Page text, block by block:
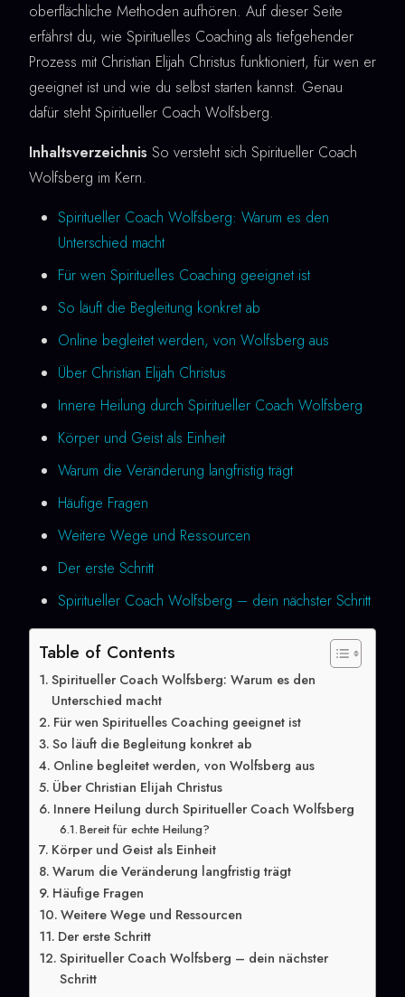
oberflächliche Methoden aufhören. Auf dieser Seite
erfährst du, wie Spirituelles Coaching als tiefgehender
Prozess mit Christian Elijah Christus funktioniert, für wen er
geeignet ist und wie du selbst starten kannst. Genau
dafür steht Spiritueller Coach Wolfsberg.
Inhaltsverzeichnis So versteht sich Spiritueller Coach
Wolfsberg im Kern.
Spiritueller Coach Wolfsberg: Warum es den
Unterschied macht
Für wen Spirituelles Coaching geeignet ist
So läuft die Begleitung konkret ab
Online begleitet werden, von Wolfsberg aus
Über Christian Elijah Christus
Innere Heilung durch Spiritueller Coach Wolfsberg
Körper und Geist als Einheit
Warum die Veränderung langfristig trägt
Häufige Fragen
Weitere Wege und Ressourcen
Der erste Schritt
Spiritueller Coach Wolfsberg – dein nächster Schritt
Table of Contents
Spiritueller Coach Wolfsberg: Warum es den
Unterschied macht
Für wen Spirituelles Coaching geeignet ist
So läuft die Begleitung konkret ab
Online begleitet werden, von Wolfsberg aus
Über Christian Elijah Christus
Innere Heilung durch Spiritueller Coach Wolfsberg
Bereit für echte Heilung?
Körper und Geist als Einheit
Warum die Veränderung langfristig trägt
Häufige Fragen
Weitere Wege und Ressourcen
Der erste Schritt
Spiritueller Coach Wolfsberg – dein nächster
Schritt